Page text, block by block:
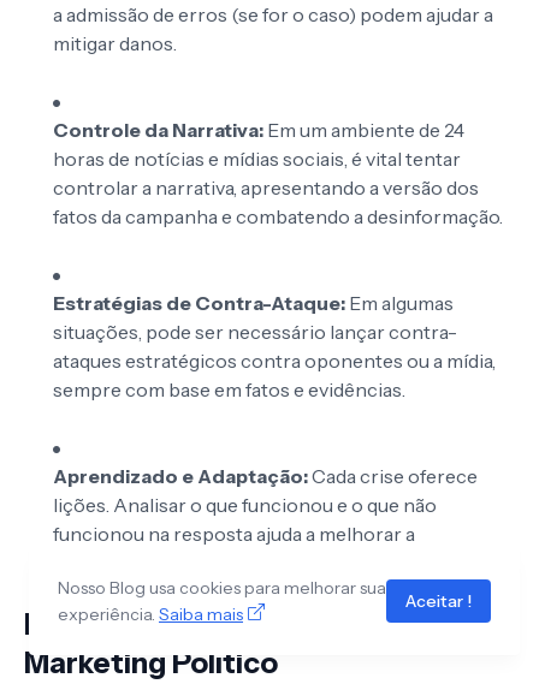
a admissão de erros (se for o caso) podem ajudar a
mitigar danos.
Controle da Narrativa: Em um ambiente de 24
horas de notícias e mídias sociais, é vital tentar
controlar a narrativa, apresentando a versão dos
fatos da campanha e combatendo a desinformação.
Estratégias de Contra-Ataque: Em algumas
situações, pode ser necessário lançar contra-
ataques estratégicos contra oponentes ou a mídia,
sempre com base em fatos e evidências.
Aprendizado e Adaptação:Cada crise oferece
lições. Analisar o que funcionou e o que não
funcionou na resposta ajuda a melhorar a
Desafios Éticos e Futuro do
Marketing Político
Nosso Blog usa cookies para melhorar sua
experiência. Saiba mais
Aceitar !